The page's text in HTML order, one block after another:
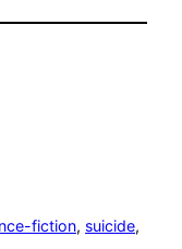
fiction, suicide